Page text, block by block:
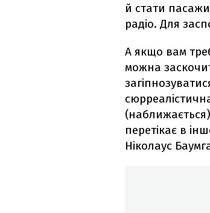
й стати
радіо. Для
А якщо вам
можна
перетікає в
Ніколаус